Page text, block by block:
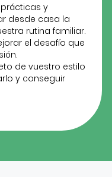
y
desde casa la
rutina familiar.
el desafío que
de vuestro estilo
y conseguir